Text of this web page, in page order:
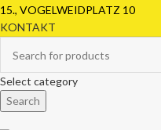
15., VOGELWEIDPLATZ 10
KONTAKT
Select category
Search